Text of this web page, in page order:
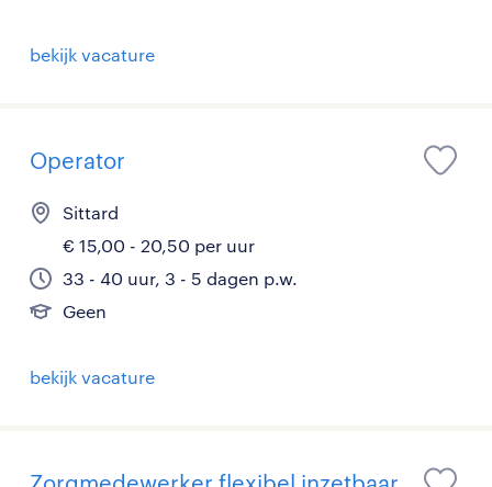
bekijk vacature
Operator
Sittard
€ 15,00 - 20,50 per uur
33 - 40 uur, 3 - 5 dagen p.w.
Geen
bekijk vacature